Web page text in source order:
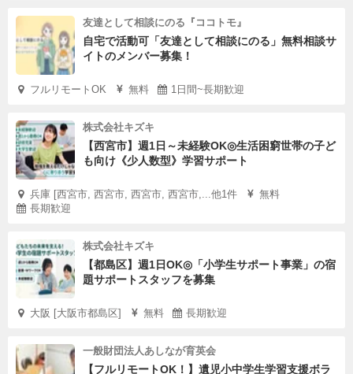
友達として相談にのる『ココトモ』
自宅で活動可「友達として相談にのる」無料相談サ
イトのメンバー募集！
フルリモートOK 無料 1日間~長期歓迎
株式会社キズキ
【西宮市】週1日～未経験OK◎生活困窮世帯の子ど
も向け《少人数型》学習サポート
兵庫 [西宮市, 西宮市, 西宮市, 西宮市,...他1件
無料
長期歓迎
株式会社キズキ
【都島区】週1日OK◎「小学生サポート事業」の宿
題サポートスタッフを募集
大阪 [大阪市都島区] 無料 長期歓迎
一般財団法人あしなが育英会
【フルリモートOK！】遺児小中学生学習支援ボラ